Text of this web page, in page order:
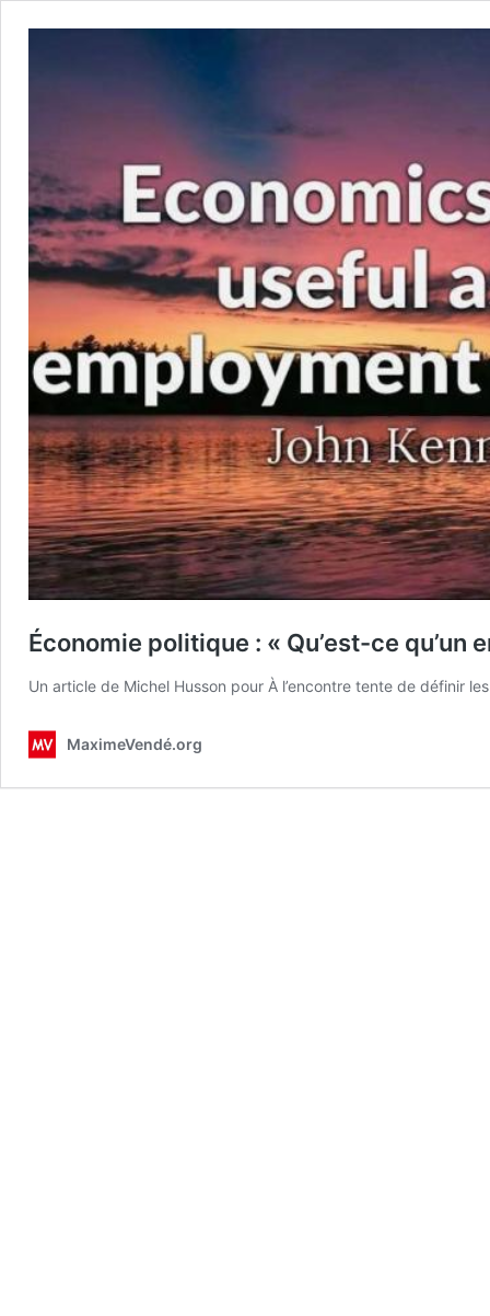
Économie politique : « Qu’est-ce qu’un
Un article de Michel Husson pour À l’encontre tente de définir
MaximeVendé.org